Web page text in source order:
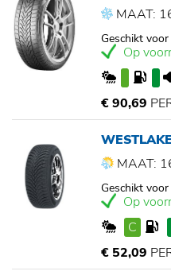
MAAT:
Geschikt
Op
€ 90,69
MAAT:
Geschikt
Op
C
€ 52,09